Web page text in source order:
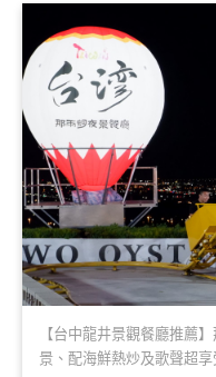
【台中龍井景觀餐廳推薦
景、配海鮮熱炒及歌聲超享